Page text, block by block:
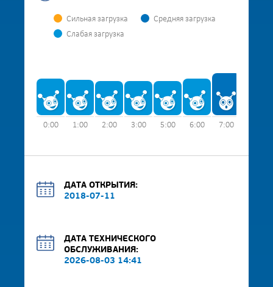
Сильная загрузка
Средняя загрузка
Слабая загрузка
0:00 1:00 2:00 3:00 5:00 6:00 7:00
ДАТА ОТКРЫТИЯ:
2018-07-11
ДАТА ТЕХНИЧЕСКОГО
ОБСЛУЖИВАНИЯ:
2026-08-03 14:41